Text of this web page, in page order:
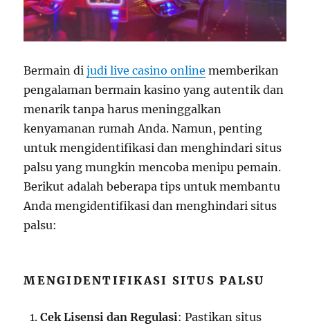
Bermain dijudi live casino online memberikan
pengalaman bermain kasino yang autentik dan
menarik tanpa harus meninggalkan
kenyamanan rumah Anda. Namun, penting
untuk mengidentifikasi dan menghindari situs
palsu yang mungkin mencoba menipu pemain.
Berikut adalah beberapa tips untuk membantu
Anda mengidentifikasi dan menghindari situs
palsu:
MENGIDENTIFIKASI SITUS PALSU
Cek Lisensi dan Regulasi: Pastikan situs